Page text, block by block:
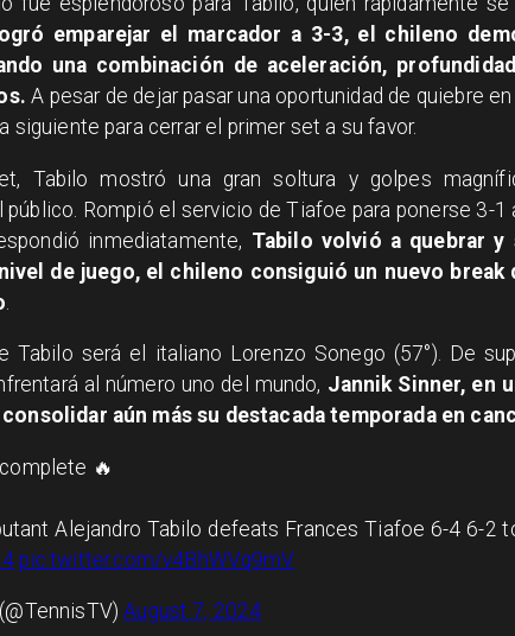
emparejar el marcador a 3-3, el chileno
una combinación de aceleración,
A pesar de dejar pasar una oportunidad de quiebre
siguiente para cerrar el primer set a su favor.
Tabilo mostró una gran soltura y golpes
Rompió el servicio de Tiafoe para ponerse 3-1
inmediatamente, Tabilo volvió a quebrar
de juego, el chileno consiguió un nuevo break
Tabilo será el italiano Lorenzo Sonego (57°). De
al número uno del mundo, Jannik Sinner, en
aún más su destacada temporada en
🔥
Alejandro Tabilo defeats Frances Tiafoe 6-4 6-2
pic.twitter.com/v4BhWVq9mV
August 7, 2024